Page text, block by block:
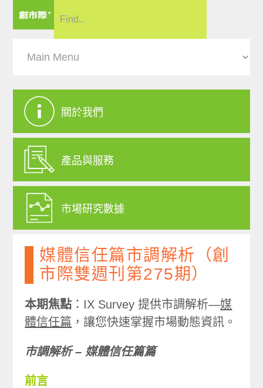
關於我們
產品與服務
市場研究數據
媒體信任篇市調解析（創
市際雙週刊第275期）
本期焦點 ：IX Survey 提供市調解析—媒
體信任篇 ，讓您快速掌握市場動態資訊。
市調解析 – 媒體信任篇篇
前言